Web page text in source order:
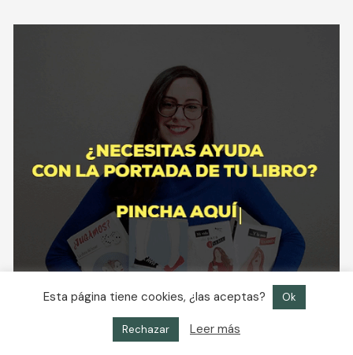
Esta página tiene cookies, ¿las aceptas? Ok
Rechazar Leer más